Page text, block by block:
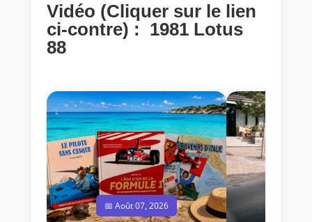
Vidéo (Cliquer sur le lien
ci-contre) : 1981 Lotus
88
📅 Août 07, 2026